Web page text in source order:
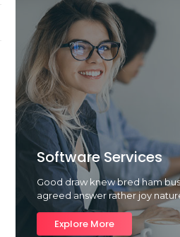
Software Services
Good draw knew bred ham
agreed answer rather joy
Explore More